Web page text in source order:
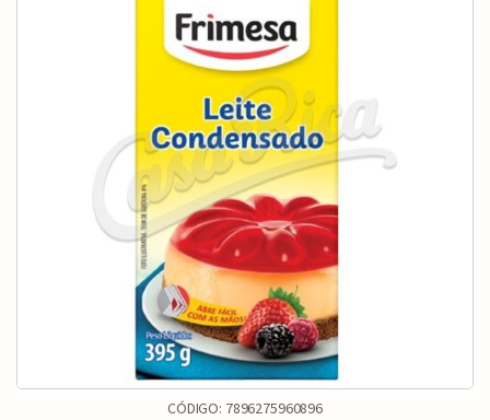
CÓDIGO: 7896275960896